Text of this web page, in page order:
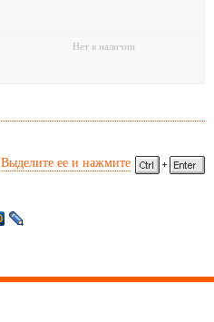
Нет в наличии
Выделите ее и нажмите